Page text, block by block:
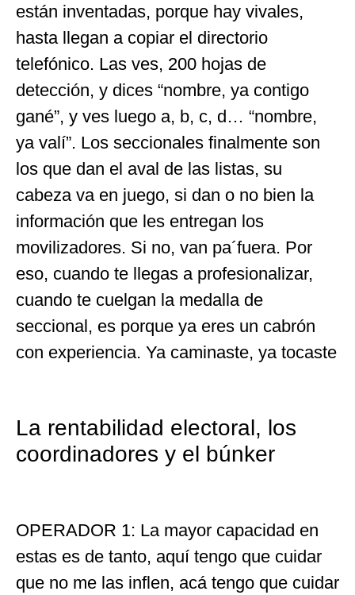
están inventadas, porque hay vivales,
hasta llegan a copiar el directorio
telefónico. Las ves, 200 hojas de
detección, y dices “nombre, ya contigo
gané”, y ves luego a, b, c, d… “nombre,
ya valí”. Los seccionales finalmente son
los que dan el aval de las listas, su
cabeza va en juego, si dan o no bien la
información que les entregan los
movilizadores. Si no, van pa´fuera. Por
eso, cuando te llegas a profesionalizar,
cuando te cuelgan la medalla de
seccional, es porque ya eres un cabrón
con experiencia. Ya caminaste, ya tocaste
La rentabilidad electoral, los
coordinadores y el búnker
OPERADOR 1: La mayor capacidad en
estas es de tanto, aquí tengo que cuidar
que no me las inflen, acá tengo que cuidar